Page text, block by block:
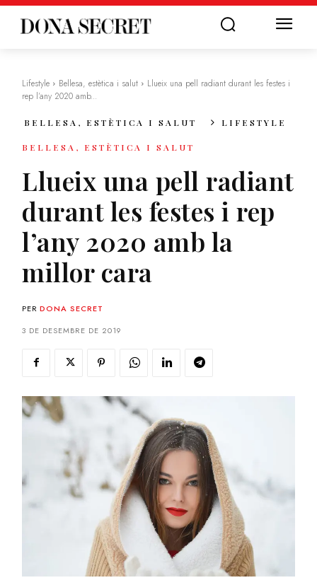
Lifestyle Bellesa, estètica i salut
Llueix una pell radiant durant les festes i
rep l’any 2020 amb...
BELLESA, ESTÈTICA I SALUT LIFESTYLE
BELLESA, ESTÈTICA I SALUT
Llueix una pell radiant
durant les festes i rep
l’any 2020 amb la
millor cara
PER DONA SECRET
3 DE DESEMBRE DE 2019